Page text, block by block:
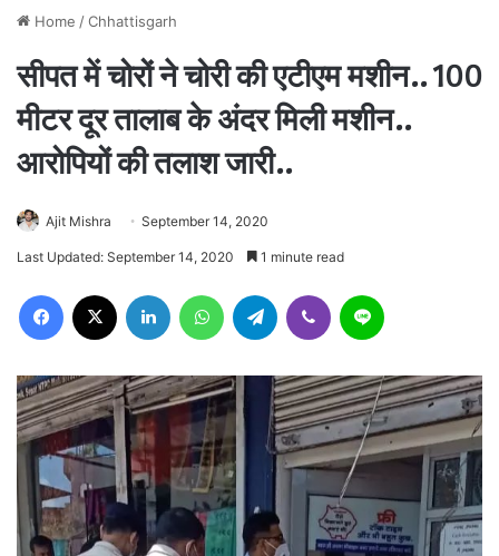
Home /Chhattisgarh
सीपत में चोरों ने चोरी की एटीएम मशीन.. 100
मीटर दूर तालाब के अंदर मिली मशीन..
आरोपियों की तलाश जारी..
Ajit Mishra September 14, 2020
Last Updated: September 14, 2020 1 minute read
Facebook LinkedIn WhatsAppTelegram Viber